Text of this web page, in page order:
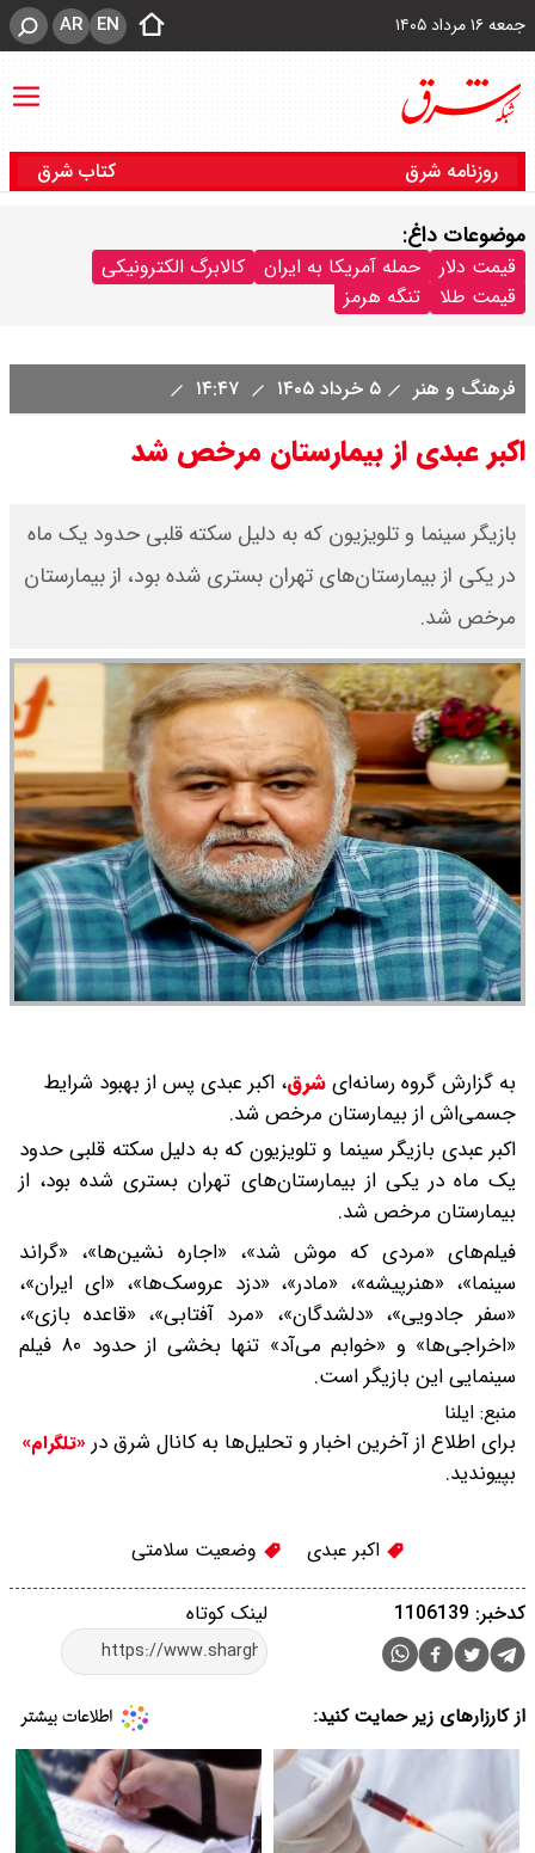
جمعه ۱۶ مرداد ۱۴۰۵ EN
AR
روزنامه شرق کتاب شرق
موضوعات داغ:
قیمت دلار حمله آمریکا به ایران
کالابرگ الکترونیکی
قیمت طلا
تنگه هرمز
فرهنگ و هنر ۵ خرداد ۱۴۰۵
اکبر عبدی از بیمارستان مرخص شد
بازیگر سینما و تلویزیون که به دلیل سکته قلبی حدود یک ماه
در یکی از بیمارستان‌های تهران بستری شده بود، از بیمارستان
مرخص شد.
به گزارش گروه رسانه‌ایشرق، اکبر عبدی پس از بهبود شرایط
جسمی‌اش از بیمارستان مرخص شد.
اکبر عبدی بازیگر سینما و تلویزیون که به دلیل سکته قلبی حدود
یک ماه در یکی از بیمارستان‌های تهران بستری شده بود، از
بیمارستان مرخص شد.
فیلم‌های «مردی که موش شد»، «اجاره نشین‌ها»، «گراند
سینما»، «هنرپیشه»، «مادر»، «دزد عروسک‌ها»، «ای ایران»،
«سفر جادویی»، «دلشدگان»، ‌«مرد آفتابی»، «قاعده بازی»،
«اخراجی‌ها» و «خوابم می‌آد» تنها بخشی از حدود ۸۰ فیلم
سینمایی این بازیگر است.
منبع: ایلنا
برای اطلاع از آخرین اخبار و تحلیل‌ها به کانال شرق در «تلگرام»
بپیوندید.
اکبر عبدی وضعیت سلامتی
لینک کوتاه کدخبر: 1106139
از کارزارهای زیر حمایت کنید: